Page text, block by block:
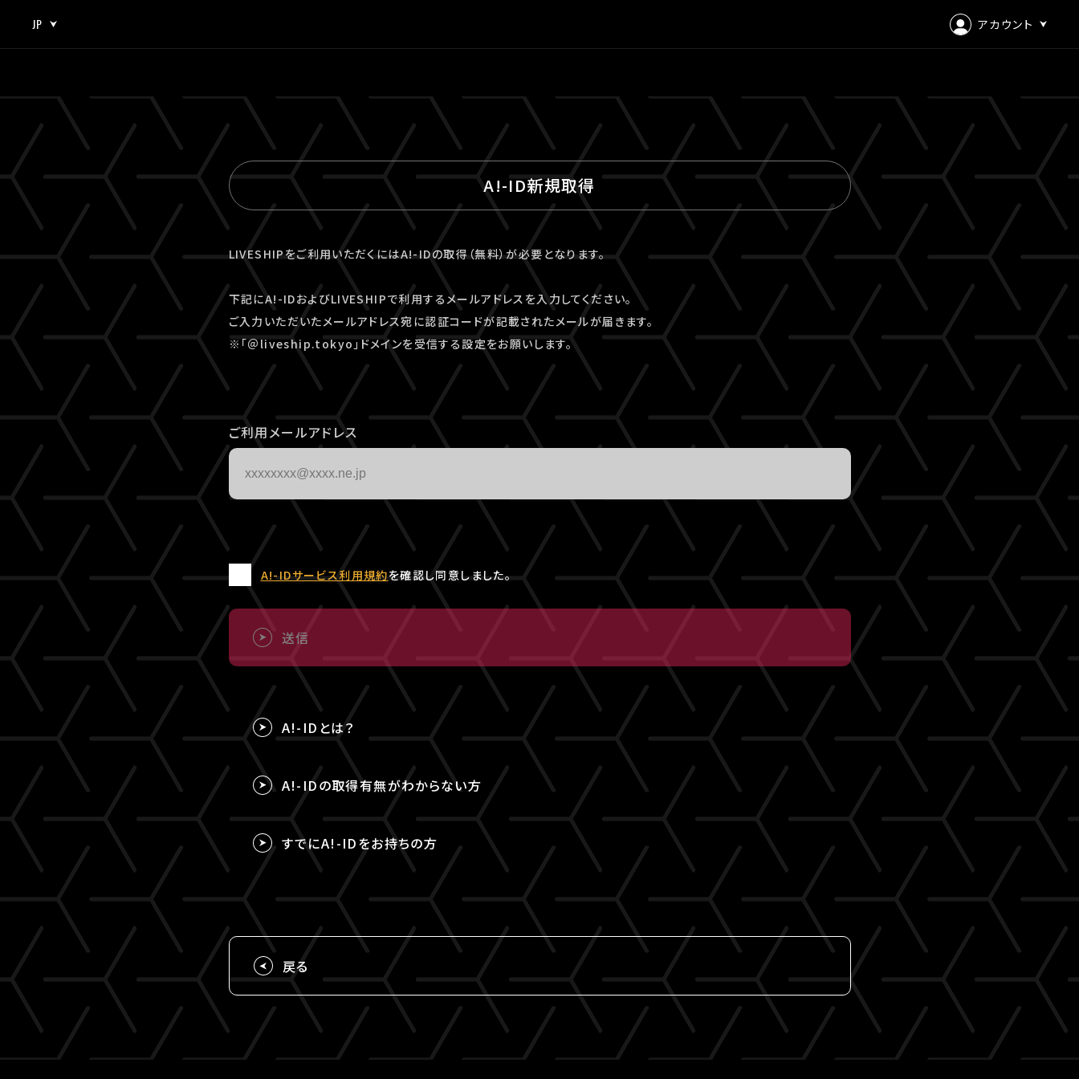
JP アカウント
EN
会員登録
A!-ID新規取得
LIVESHIPをご利用いただくにはA!-IDの取得（無料）が必要となります。
下記にA!-IDおよびLIVESHIPで利用するメールアドレスを入力してください。
ご入力いただいたメールアドレス宛に認証コードが記載されたメールが届きます。
※「＠liveship.tokyo」ドメインを受信する設定をお願いします。
ご利用メールアドレス
A!-IDサービス利用規約を確認し同意しました。
送信
A!-IDとは？
A!-IDの取得有無がわからない方
すでにA!-IDをお持ちの方
戻る